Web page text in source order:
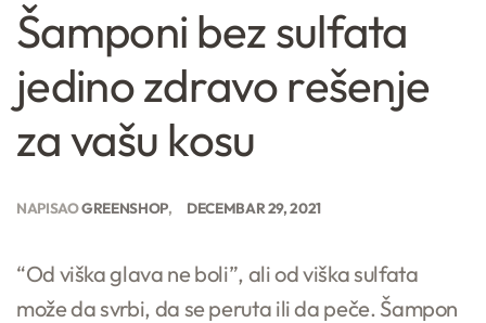
Šamponi bez sulfata
jedino zdravo rešenje
za vašu kosu
NAPISAOGREENSHOP DECEMBAR 29, 2021
“Od viška glava ne boli”, ali od viška sulfata
može da svrbi, da se peruta ili da peče. Šampon